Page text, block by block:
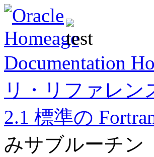
Documentation
リ・リファレン
2.1 標準の
みサブルーチン